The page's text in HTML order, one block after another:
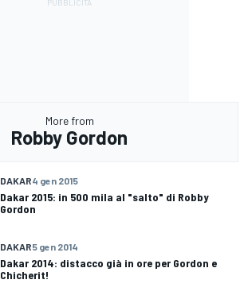
More from
Robby Gordon
DAKAR4 gen 2015
Dakar 2015: in 500 mila al "salto" di Robby
Gordon
DAKAR5 gen 2014
Dakar 2014: distacco già in ore per Gordon e
Chicherit!